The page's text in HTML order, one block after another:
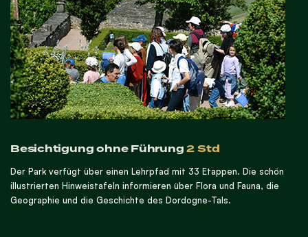
Besichtigung ohne Führung2 Std
Der Park verfügt über einen Lehrpfad mit 33 Etappen. Die schön
illustrierten Hinweistafeln informieren über Flora und Fauna, die
Geographie und die Geschichte des Dordogne-Tals.